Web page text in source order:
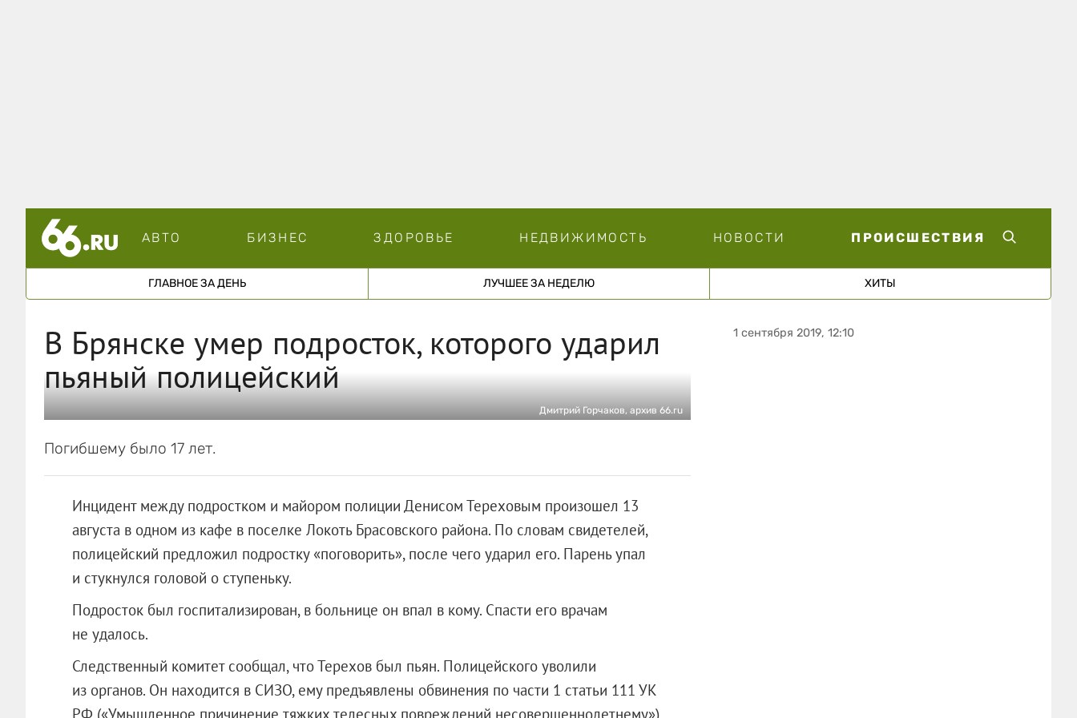
АВТО БИЗНЕС ЗДОРОВЬЕ НЕДВИЖИМОСТЬ НОВОСТИ ПРОИСШЕСТВИЯ
ГЛАВНОЕ ЗА ДЕНЬ ЛУЧШЕЕ ЗА НЕДЕЛЮ ХИТЫ
В Брянске умер подросток, которого ударил
пьяный полицейский
Дмитрий Горчаков, архив 66.ru
Погибшему было 17 лет.
Инцидент между подростком и майором полиции Денисом Тереховым произошел 13
августа в одном из кафе в поселке Локоть Брасовского района. По словам свидетелей,
полицейский предложил подростку «поговорить», после чего ударил его. Парень упал
и стукнулся головой о ступеньку.
Подросток был госпитализирован, в больнице он впал в кому. Спасти его врачам
не удалось.
Следственный комитет сообщал, что Терехов был пьян. Полицейского уволили
из органов. Он находится в СИЗО, ему предъявлены обвинения по части 1 статьи 111 УК
РФ («Умышленное причинение тяжких телесных повреждений несовершеннолетнему»).
1 сентября 2019, 12:10